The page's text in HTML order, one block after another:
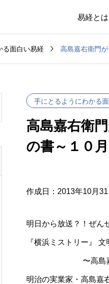
易経とは
る面白い易経  高島嘉右衛門
手にとるようにわかる
高島嘉右衛
の書～１０
作成日：2013年10月31
明日から放送？！ぜん
『横浜ミストリー』
〜高島嘉右衛
明治の実業家・高島嘉